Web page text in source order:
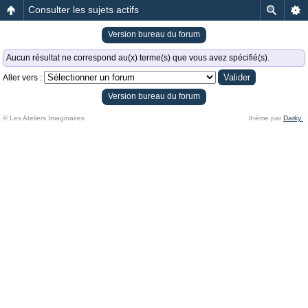
Consulter les sujets actifs
Version bureau du forum
Aucun résultat ne correspond au(x) terme(s) que vous avez spécifié(s).
Aller vers :
Version bureau du forum
© Les Ateliers Imaginaires thème par Darky